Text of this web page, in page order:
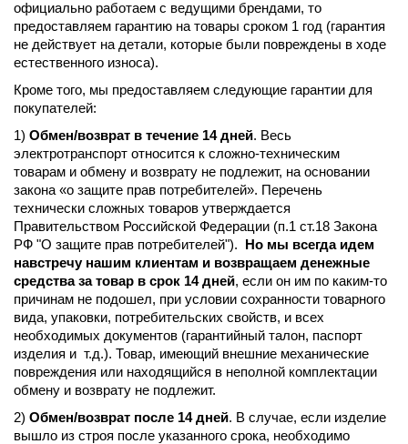
официально работаем с ведущими брендами, то
предоставляем гарантию на товары сроком 1 год (гарантия
не действует на детали, которые были повреждены в ходе
естественного износа).
Кроме того, мы предоставляем следующие гарантии для
покупателей:
1) Обмен/возврат в течение 14 дней. Весь
электротранспорт относится к сложно-техническим
товарам и обмену и возврату не подлежит, на основании
закона «о защите прав потребителей». Перечень
технически сложных товаров утверждается
Правительством Российской Федерации (п.1 ст.18 Закона
РФ "О защите прав потребителей").
Но мы всегда идем
навстречу нашим клиентам и возвращаем денежные
средства за товар в срок 14 дней, если он им по каким-то
причинам не подошел, при условии сохранности товарного
вида, упаковки, потребительских свойств, и всех
необходимых документов (гарантийный талон, паспорт
изделия и т.д.). Товар, имеющий внешние механические
повреждения или находящийся в неполной комплектации
обмену и возврату не подлежит.
2) Обмен/возврат после 14 дней. В случае, если изделие
вышло из строя после указанного срока, необходимо